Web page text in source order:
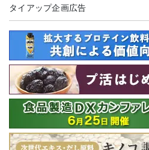
タイアップ企画広告